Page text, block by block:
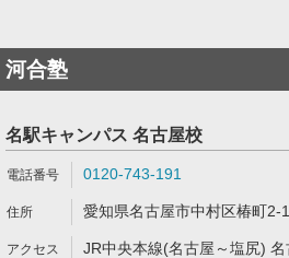
河合塾
名駅キャンパス 名古屋校
0120-743-191
愛知県名古屋市中村区椿町2-1
JR中央本線(名古屋～塩尻)